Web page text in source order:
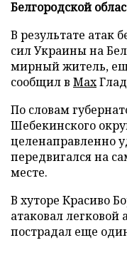
Белгородской
В результате атак
сил Украины на
мирный житель,
сообщил в Max
По словам
Шебекинского
целенаправленно
передвигался на
месте.
В хуторе Красиво
атаковал легковой
пострадал еще